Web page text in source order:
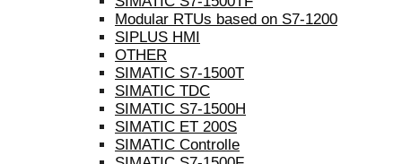
Modular RTUs based on S7-1200
SIPLUS HMI
OTHER
SIMATIC S7-1500T
SIMATIC TDC
SIMATIC S7-1500H
SIMATIC ET 200S
SIMATIC Controlle